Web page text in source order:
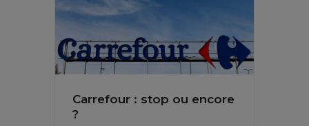
Carrefour : stop ou encore
?